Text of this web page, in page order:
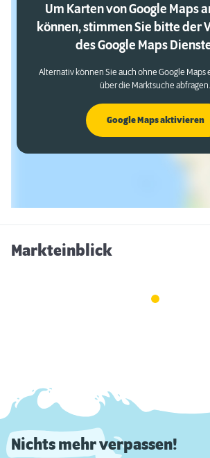
Um Karten von Google Maps
können, stimmen Sie bitte der
des Google Maps
Alternativ können Sie auch ohne Google Maps
über die Marktsuche abfragen.
Google Maps aktivieren
Markteinblick
Nichts mehr verpassen!